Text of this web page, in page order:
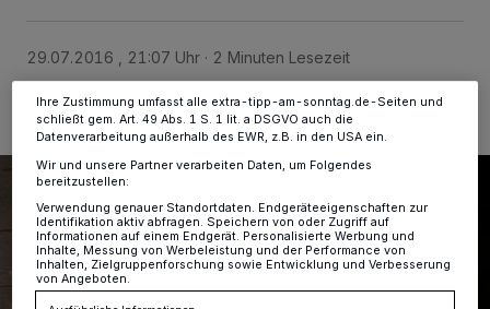
29.07.2016 , 21:07 Uhr 2 Minuten Lesezeit
Ihre Einstellungen gelten innerhalb unseres Website. Weitere
Ihre Zustimmung umfasst alle extra-tipp-am-sonntag.de-Seiten und
schließt gem. Art. 49 Abs. 1 S. 1 lit. a DSGVO auch die
Datenverarbeitung außerhalb des EWR, z.B. in den USA ein.
Wir und unsere Partner verarbeiten Daten, um Folgendes
bereitzustellen:
Verwendung genauer Standortdaten. Endgeräteeigenschaften zur
Identifikation aktiv abfragen. Speichern von oder Zugriff auf
Informationen auf einem Endgerät. Personalisierte Werbung und
Inhalte, Messung von Werbeleistung und der Performance von
Inhalten, Zielgruppenforschung sowie Entwicklung und Verbesserung
von Angeboten.